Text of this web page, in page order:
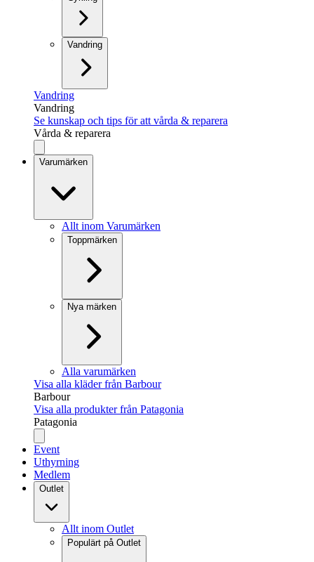
Vandring
Vandring
Vandring
Se kunskap och tips för att vårda & reparera
Vårda & reparera
Varumärken
Allt inom Varumärken
Toppmärken
Nya märken
Alla varumärken
Visa alla kläder från Barbour
Barbour
Visa alla produkter från Patagonia
Patagonia
Event
Uthyrning
Medlem
Outlet
Allt inom Outlet
Populärt på Outlet